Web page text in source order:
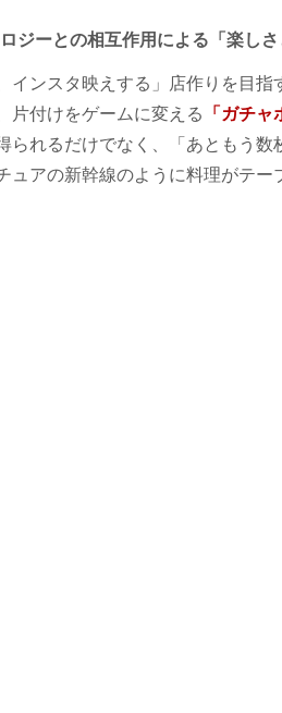
ジーとの相互作用による「楽し
インスタ映えする」店作りを目
片付けをゲームに変える
「ガチャ
られるだけでなく、「あともう数
ュアの新幹線のように料理がテー